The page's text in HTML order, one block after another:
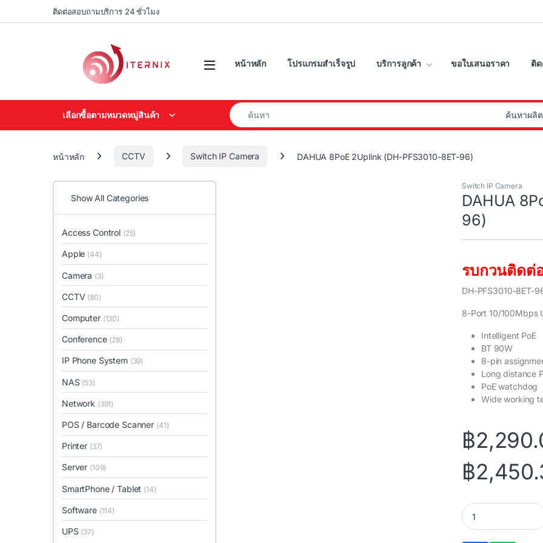
Skip to navigation
Skip to contentติดต่อสอบถามบริการ 24 ชั่วโมง
หน้าหลัก โปรแกรมสำเร็จรูป บริการลูกค้า ขอใบเสนอราคา ติด
เลือกซื้อตามหมวดหมู่สินค้า
Search for:
หน้าหลัก CCTV Switch IP Camera DAHUA 8PoE 2Uplink (DH-PFS3010-8ET-96)
Switch IP Camera
DAHUA
96)
รบกวนติดต่
DH-PFS3010-8ET-
8-Port 10/100Mbps
Intelligent PoE
BT 90W
8-pin
Long distance
PoE watchdog
Wide working
฿
฿
DAHUA 8PoE
Show All Categories
Access Control (25)
Apple (44)
Camera (3)
CCTV (80)
Computer (130)
Conference (28)
IP Phone System (39)
NAS (53)
Network (391)
POS / Barcode Scanner (41)
Printer (37)
Server (109)
SmartPhone / Tablet (14)
Software (114)
UPS (37)